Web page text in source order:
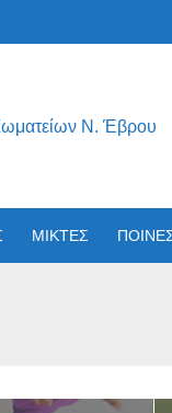
Ν. Έβρου
ΜΙΚΤΕΣ